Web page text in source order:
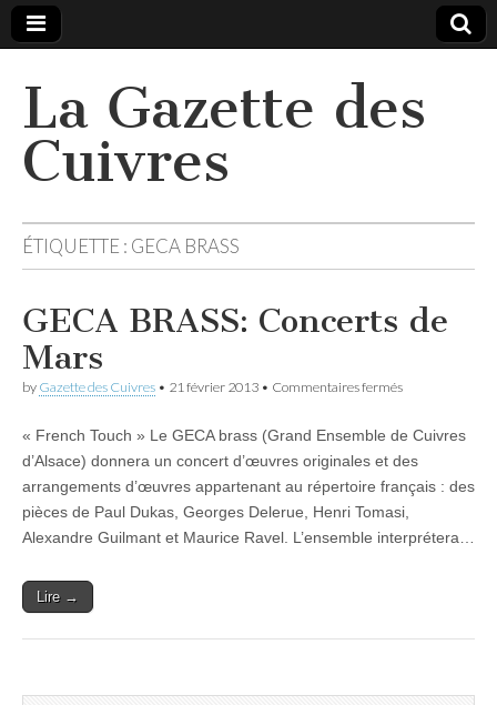
La Gazette des
Cuivres
ÉTIQUETTE : GECA BRASS
GECA BRASS: Concerts de
Mars
by Gazette des Cuivres • 21 février 2013 • Commentaires ferméssur
Concerts
de
« French Touch » Le GECA brass (Grand Ensemble de Cuivres
d’Alsace) donnera un concert d’œuvres originales et des
arrangements d’œuvres appartenant au répertoire français : des
pièces de Paul Dukas, Georges Delerue, Henri Tomasi,
Alexandre Guilmant et Maurice Ravel. L’ensemble interprétera…
Lire →